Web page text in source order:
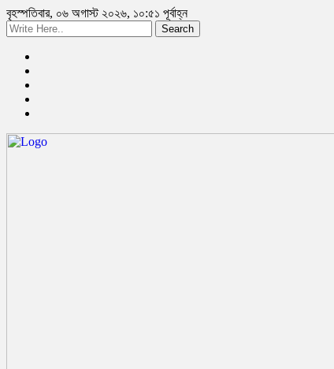
বৃহস্পতিবার, ০৬ অগাস্ট ২০২৬, ১০:৫১ পূর্বাহ্ন
Search